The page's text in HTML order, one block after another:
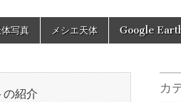
き星観測
体写真 メシエ天体 Google
カ
の紹介